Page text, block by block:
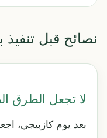
نصائح قبل تنفيذ
لا تجعل الطرق
بعد يوم كازبيجي،